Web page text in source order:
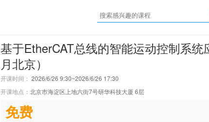
基于EtherCAT总线的智能运动控制系统
月北京）
开课时间： 2026/6/26 9:30~2026/6/26 17:30
开课地点： 北京市海淀区上地六街7号研华科技大厦 6层
免费